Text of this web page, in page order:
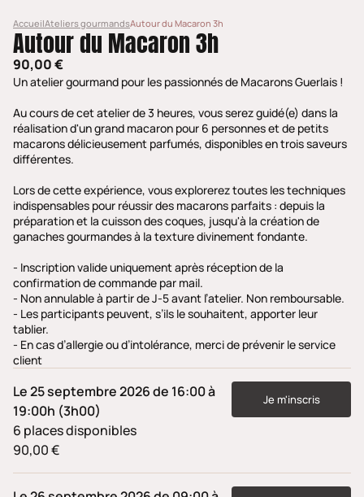
AccueilAteliers gourmandsAutour du Macaron 3h
Autour du Macaron 3h
90,00 €
Un atelier gourmand pour les passionnés de Macarons Guerlais !
Au cours de cet atelier de 3 heures, vous serez guidé(e) dans la
réalisation d'un grand macaron pour 6 personnes et de petits
macarons délicieusement parfumés, disponibles en trois saveurs
différentes.
Lors de cette expérience, vous explorerez toutes les techniques
indispensables pour réussir des macarons parfaits : depuis la
préparation et la cuisson des coques, jusqu'à la création de
ganaches gourmandes à la texture divinement fondante.
- Inscription valide uniquement après réception de la
confirmation de commande par mail.
- Non annulable à partir de J-5 avant l’atelier. Non remboursable.
- Les participants peuvent, s’ils le souhaitent, apporter leur
tablier.
- En cas d’allergie ou d’intolérance, merci de prévenir le service
client
Le 25 septembre 2026 de 16:00 à
19:00h (3h00)
6 places disponibles
90,00 €
Je m'inscris